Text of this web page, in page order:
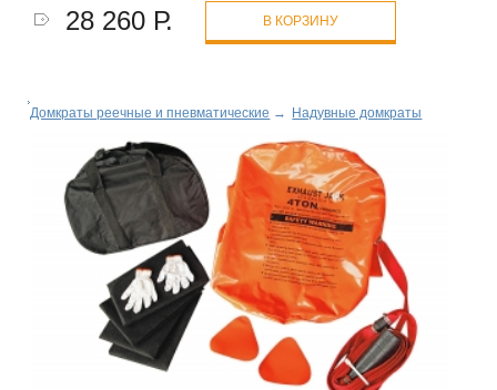
28 260 Р. В КОРЗИНУ
Домкраты реечные и пневматические → Надувные домкраты